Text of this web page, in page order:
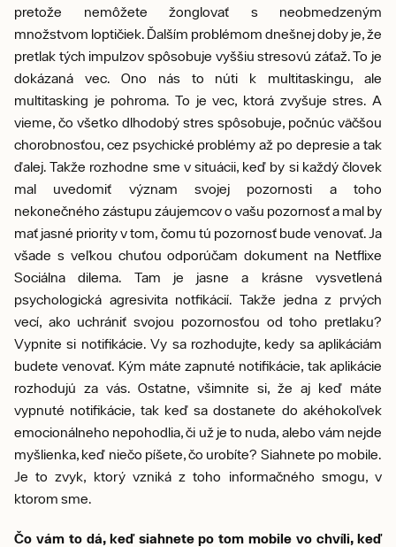
pretože nemôžete žonglovať s neobmedzeným
množstvom loptičiek. Ďalším problémom dnešnej doby je, že
pretlak tých impulzov spôsobuje vyššiu stresovú záťaž. To je
dokázaná vec. Ono nás to núti k multitaskingu, ale
multitasking je pohroma. To je vec, ktorá zvyšuje stres. A
vieme, čo všetko dlhodobý stres spôsobuje, počnúc väčšou
chorobnosťou, cez psychické problémy až po depresie a tak
ďalej. Takže rozhodne sme v situácii, keď by si každý človek
mal uvedomiť význam svojej pozornosti a toho
nekonečného zástupu záujemcov o vašu pozornosť a mal by
mať jasné priority v tom, čomu tú pozornosť bude venovať. Ja
všade s veľkou chuťou odporúčam dokument na Netflixe
Sociálna dilema. Tam je jasne a krásne vysvetlená
psychologická agresivita notfikácií. Takže jedna z prvých
vecí, ako uchrániť svojou pozornosťou od toho pretlaku?
Vypnite si notifikácie. Vy sa rozhodujte, kedy sa aplikáciám
budete venovať. Kým máte zapnuté notifikácie, tak aplikácie
rozhodujú za vás. Ostatne, všimnite si, že aj keď máte
vypnuté notifikácie, tak keď sa dostanete do akéhokoľvek
emocionálneho nepohodlia, či už je to nuda, alebo vám nejde
myšlienka, keď niečo píšete, čo urobíte? Siahnete po mobile.
Je to zvyk, ktorý vzniká z toho informačného smogu, v
ktorom sme.
Čo vám to dá, keď siahnete po tom mobile vo chvíli, keď